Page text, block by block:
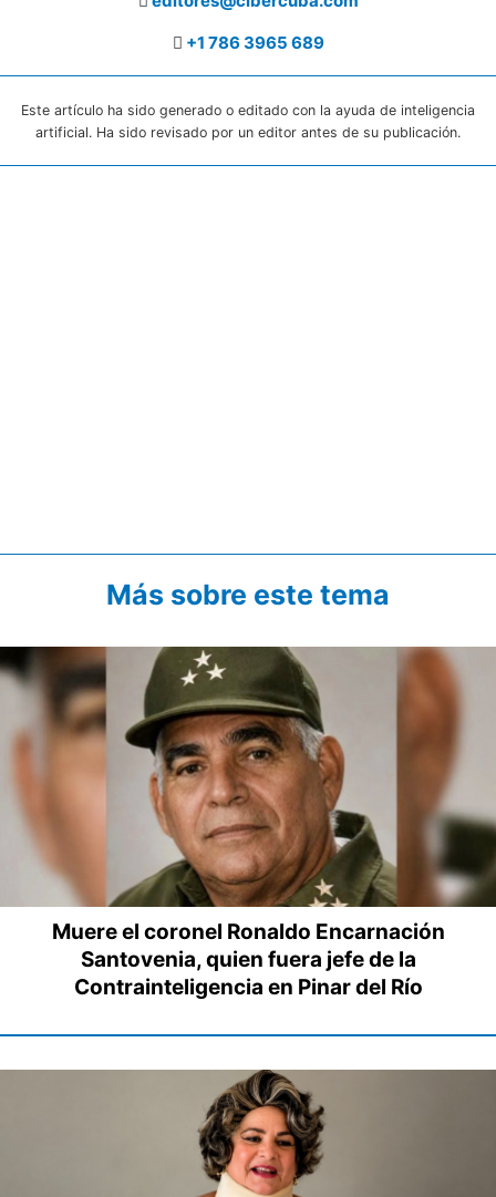
+1 786 3965 689
Este artículo ha sido generado o editado con la ayuda de inteligencia
artificial. Ha sido revisado por un editor antes de su publicación.
Más sobre este tema
Muere el coronel Ronaldo Encarnación
Santovenia, quien fuera jefe de la
Contrainteligencia en Pinar del Río